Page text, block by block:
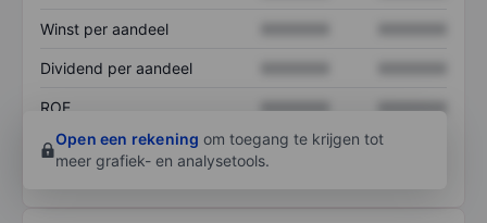
Winst per aandeel
Dividend per aandeel
ROE XXXXXXX
XXXXXXX
Open een rekening om toegang te krijgen tot
meer grafiek- en analysetools.